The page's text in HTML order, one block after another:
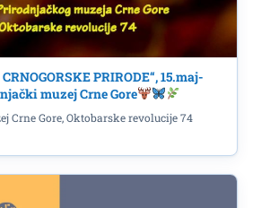
PRIRODE“, 15.maj-
muzej Crne Gore
Crne Gore, Oktobarske revolucije 74